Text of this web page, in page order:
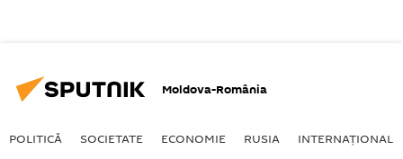
Moldova-România
POLITICĂ SOCIETATE ECONOMIE RUSIA INTERNAŢIONAL